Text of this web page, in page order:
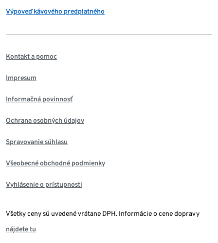
Výpoveď kávového predplatného
Kontakt a pomoc
Impresum
Informačná povinnosť
Ochrana osobných údajov
Spravovanie súhlasu
Všeobecné obchodné podmienky
Vyhlásenie o prístupnosti
Všetky ceny sú uvedené vrátane DPH. Informácie o cene dopravy
nájdete tu